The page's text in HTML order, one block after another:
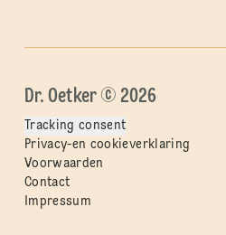
Dr. Oetker © 2026
Tracking consent
Privacy-en cookieverklaring
Voorwaarden
Contact
Impressum